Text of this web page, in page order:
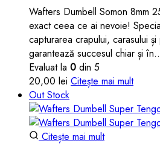
Wafters Dumbell Somon 8mm
exact ceea ce ai nevoie!
capturarea crapului, carasului
garantează succesul chiar și
Evaluat la 0 din 5
20,00 lei Citește mai mult
Out Stock
Citește mai mult